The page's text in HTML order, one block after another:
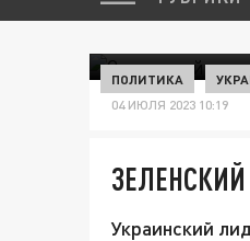
ПОЛИТИКА
04 ИЮЛЯ 2023 10:19
Украинский